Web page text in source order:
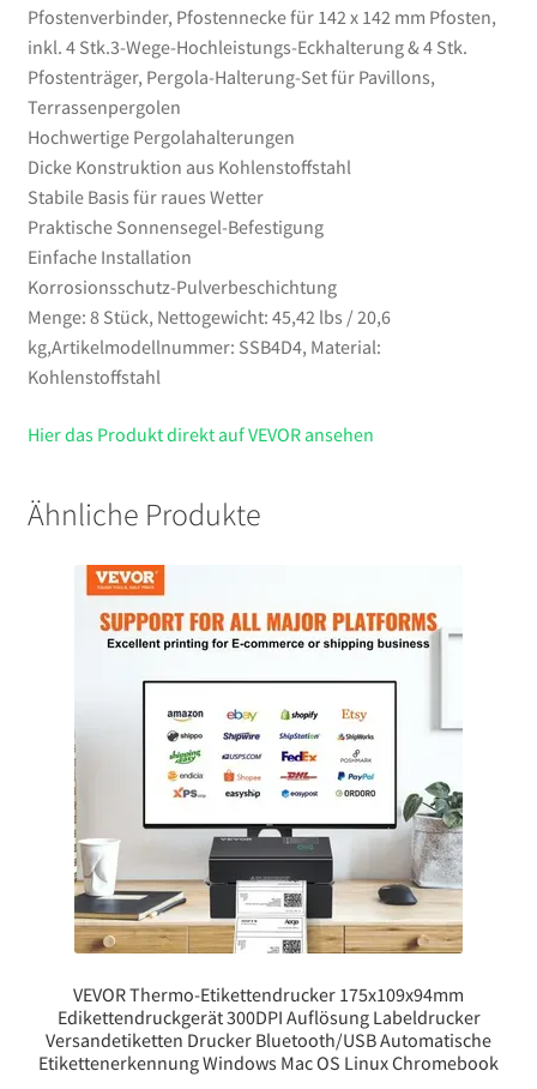
Halterung-
Set
für
Pavillons,
Terrassenpergolen
Menge
Pfostenverbinder, Pfostennecke für 142 x 142 mm Pfosten,
inkl. 4 Stk.3-Wege-Hochleistungs-Eckhalterung & 4 Stk.
Pfostenträger, Pergola-Halterung-Set für Pavillons,
Terrassenpergolen
Hochwertige Pergolahalterungen
Dicke Konstruktion aus Kohlenstoffstahl
Stabile Basis für raues Wetter
Praktische Sonnensegel-Befestigung
Einfache Installation
Korrosionsschutz-Pulverbeschichtung
Menge: 8 Stück, Nettogewicht: 45,42 lbs / 20,6
kg,Artikelmodellnummer: SSB4D4, Material:
Kohlenstoffstahl
Hier das Produkt direkt auf VEVOR ansehen
Ähnliche Produkte
VEVOR Thermo-Etikettendrucker 175x109x94mm
Edikettendruckgerät 300DPI Auflösung Labeldrucker
Versandetiketten Drucker Bluetooth/USB Automatische
Etikettenerkennung Windows Mac OS Linux Chromebook